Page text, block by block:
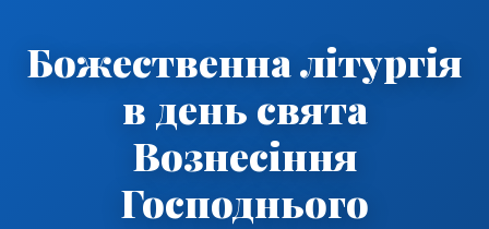
Божественна літургія
в день свята
Вознесіння
Господнього